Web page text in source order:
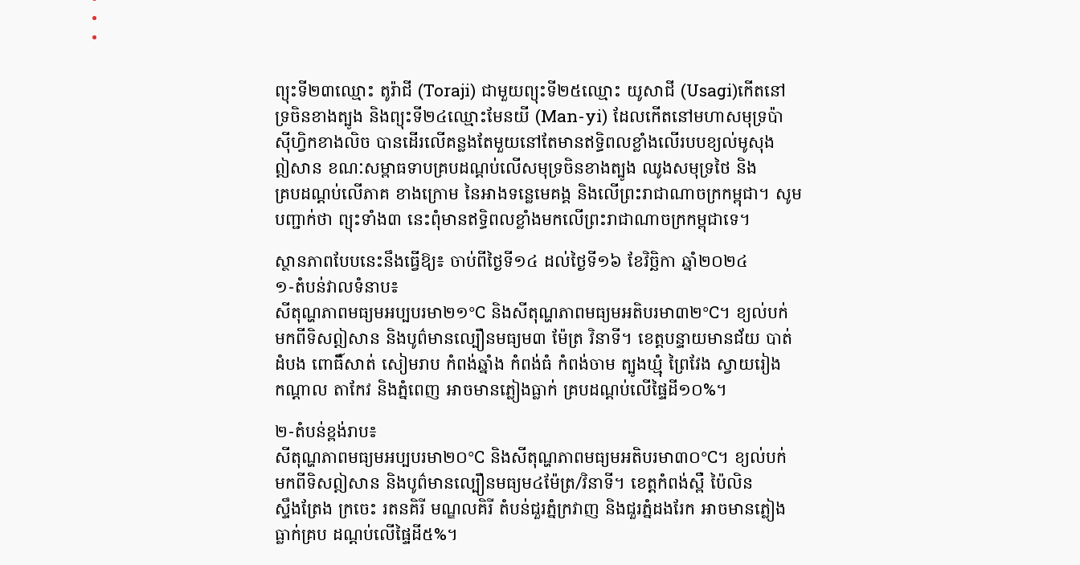
ព្យុះទី២៣ឈ្មោះ តូរ៉ាជី (Toraji) ជាមួយព្យុះទី២៥ឈ្មោះ យូសាជី (Usagi)កើតនៅ
ទ្រចិនខាងត្បូង និងព្យុះទី២៤ឈ្មោះមែនយី (Man-yi) ដែលកើតនៅមហាសមុទ្រប៉ា
ស៊ីហ្វិកខាងលិច បានដើរលើគន្លងតែមួយនៅតែមានឥទ្ធិពលខ្លាំងលើរបបខ្យល់មូសុង
ឦសាន ខណៈសម្ពាធទាបគ្របដណ្តប់លើសមុទ្រចិនខាងត្បូង ឈូងសមុទ្រថៃ និង
គ្របដណ្តប់លើភាគ ខាងក្រោម នៃអាងទន្លេមេគង្គ និងលើព្រះរាជាណាចក្រកម្ពុជា។ សូម
បញ្ជាក់ថា ព្យុះទាំង៣ នេះពុំមានឥទ្ធិពលខ្លាំងមកលើព្រះរាជាណាចក្រកម្ពុជាទេ។
ស្ថានភាពបែបនេះនឹងធ្វើឱ្យ៖ ចាប់ពីថ្ងៃទី១៤ ដល់ថ្ងៃទី១៦ ខែវិច្ឆិកា ឆ្នាំ២០២៤
១-តំបន់វាលទំនាប៖
សីតុណ្ហភាពមធ្យមអប្បបរមា២១°C និងសីតុណ្ហភាពមធ្យមអតិបរមា៣២°C។ ខ្យល់បក់
មកពីទិសឦសាន និងបូព៌មានល្បឿនមធ្យម៣ ម៉ែត្រ វិនាទី។ ខេត្តបន្ទាយមានជ័យ បាត់
ដំបង ពោធិ៍សាត់ សៀមរាប កំពង់ឆ្នាំង កំពង់ធំ កំពង់ចាម ត្បូងឃ្មុំ ព្រៃវែង ស្វាយរៀង
កណ្តាល តាកែវ និងភ្នំពេញ អាចមានភ្លៀងធ្លាក់ គ្របដណ្តប់លើផ្ទៃដី១០%។
២-តំបន់ខ្ពង់រាប៖
សីតុណ្ហភាពមធ្យមអប្បបរមា២០°C និងសីតុណ្ហភាពមធ្យមអតិបរមា៣០°C។ ខ្យល់បក់
មកពីទិសឦសាន និងបូព៌មានល្បឿនមធ្យម៤ម៉ែត្រ/វិនាទី។ ខេត្តកំពង់ស្ពឺ ប៉ៃលិន
ស្ទឹងត្រែង ក្រចេះ រតនគិរី មណ្ឌលគិរី តំបន់ជួរភ្នំក្រវាញ និងជួរភ្នំដងរែក អាចមានភ្លៀង
ធ្លាក់គ្រប ដណ្តប់លើផ្ទៃដី៥%។